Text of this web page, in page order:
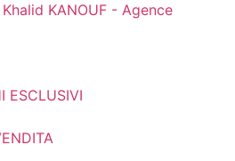
KANOUF - Agence
ESCLUSIVI